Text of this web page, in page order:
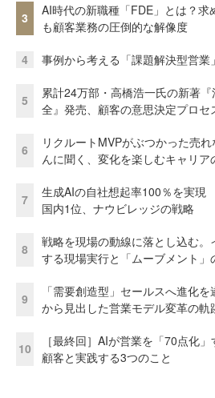
3
AI時代の新職種「FDE」とは？求
も顧客業務の圧倒的な解像度
4 事例から考える「課題解決型営業
5
累計24万部・高橋浩一氏の新著
全』発売、顧客の意思決定プロセ
6
リクルートMVPがぶつかった売
んに聞く、変化を楽しむキャリア
7
生成AIの自社想起率100％を実
国内1位、ナウビレッジの戦略
8
戦略を現場の動線に落とし込む
する現場実行と「ムーブメント」
9
「需要創造型」セールスへ進化
から見出した営業モデル変革の軌
10
［最終回］AIが営業を「70点化
顧客と実践する3つのこと